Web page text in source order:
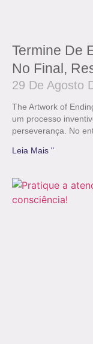
Termine De
No Final,
29 De Agosto
The Artwork of
um processo
perseverança. No
Leia Mais "